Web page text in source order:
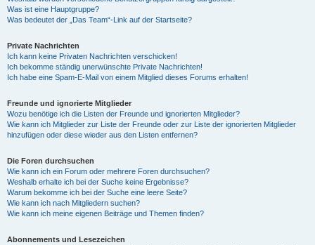
Was ist eine Hauptgruppe?
Was bedeutet der „Das Team“-Link auf der Startseite?
Private Nachrichten
Ich kann keine Privaten Nachrichten verschicken!
Ich bekomme ständig unerwünschte Private Nachrichten!
Ich habe eine Spam-E-Mail von einem Mitglied dieses Forums erhalten!
Freunde und ignorierte Mitglieder
Wozu benötige ich die Listen der Freunde und ignorierten Mitglieder?
Wie kann ich Mitglieder zur Liste der Freunde oder zur Liste der ignorierten Mitglieder
hinzufügen oder diese wieder aus den Listen entfernen?
Die Foren durchsuchen
Wie kann ich ein Forum oder mehrere Foren durchsuchen?
Weshalb erhalte ich bei der Suche keine Ergebnisse?
Warum bekomme ich bei der Suche eine leere Seite?
Wie kann ich nach Mitgliedern suchen?
Wie kann ich meine eigenen Beiträge und Themen finden?
Abonnements und Lesezeichen